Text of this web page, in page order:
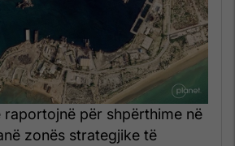
raportojnë për shpërthime në
zonës strategjike të